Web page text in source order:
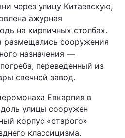
через улицу Китаевскую,
ажурная
на кирпичных столбах.
размещались сооружения
назначения —
переведенный из
свечной завод.
Евкарпия в
улицы сооружен
корпус «старого»
классицизма.